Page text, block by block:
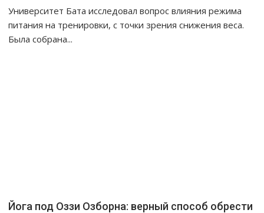
Университет Бата исследовал вопрос влияния режима
питания на тренировки, с точки зрения снижения веса.
Была собрана...
Йога под Оззи Озборна: верный способ обрести